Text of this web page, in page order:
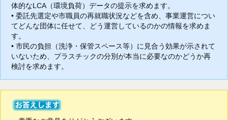
体的なLCA（環境負荷）データの提示を求めます。
• 委託先選定や市職員の再就職状況などを含め、事業運営につい
てどんな団体に任せて、どう運営しているのかの情報を求めま
す。
• 市民の負担（洗浄・保管スペース等）に見合う効果が示されて
いないため、プラスチックの分別が本当に必要なのかどうか再
検討を求めます。